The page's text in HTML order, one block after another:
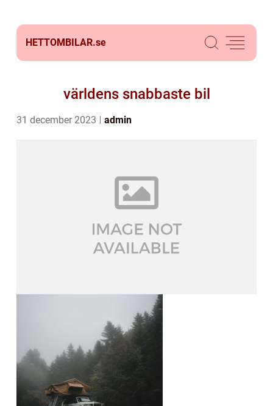
HETTOMBILAR.se
världens snabbaste bil
31 december 2023 admin